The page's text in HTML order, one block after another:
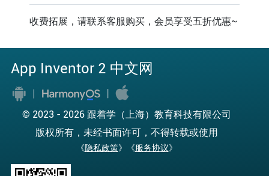
收费拓展，请联系客服购买，会员享受五折优惠~
App Inventor 2 中文网
© 2023 - 2026 跟着学（上海）教育科技有限公司
版权所有，未经书面许可，不得转载或使用
《隐私政策》《服务协议》